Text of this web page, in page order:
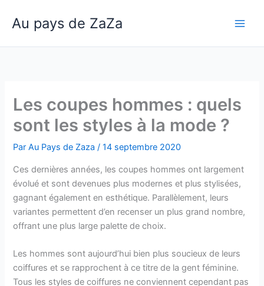
Au pays de ZaZa
Les coupes hommes : quels
sont les styles à la mode ?
ParAu Pays de Zaza/14 septembre 2020
Ces dernières années, les coupes hommes ont largement
évolué et sont devenues plus modernes et plus stylisées,
gagnant également en esthétique. Parallèlement, leurs
variantes permettent d’en recenser un plus grand nombre,
offrant une plus large palette de choix.
Les hommes sont aujourd’hui bien plus soucieux de leurs
coiffures et se rapprochent à ce titre de la gent féminine.
Tous les styles de coiffures ne conviennent cependant pas